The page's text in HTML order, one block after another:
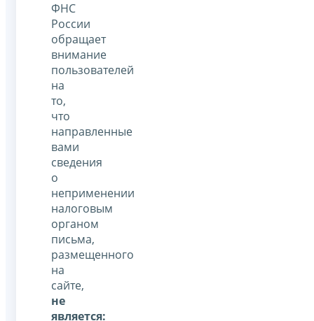
ФНС
России
обращает
внимание
пользователей
на
то,
что
направленные
вами
сведения
о
неприменении
налоговым
органом
письма,
размещенного
на
сайте,
не
является: